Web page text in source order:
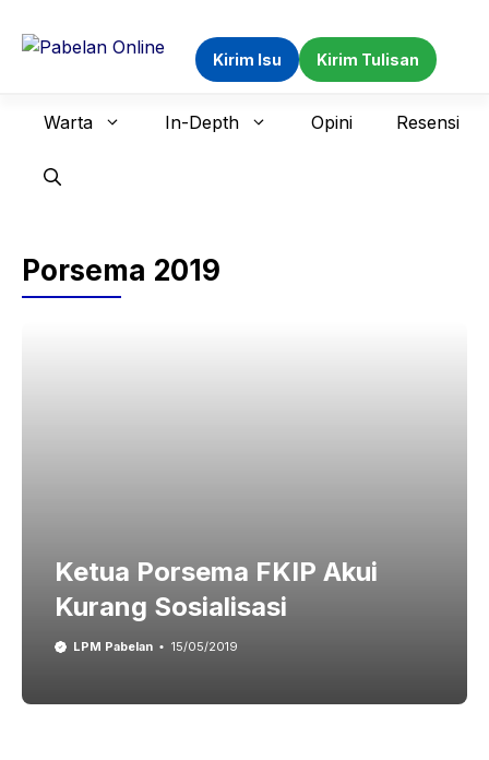
Kirim Isu Kirim Tulisan
Warta In-Depth Opini Resensi
Porsema 2019
Ketua Porsema FKIP Akui
Kurang Sosialisasi
LPM Pabelan 15/05/2019